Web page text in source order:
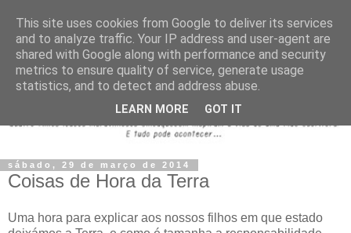
sábado, 29 de março de 2014
Coisas de Hora da Terra
Uma hora para explicar aos nossos filhos em que estado
This site uses cookies from Google to deliver its services
and to analyze traffic. Your IP address and user-agent are
shared with Google along with performance and security
metrics to ensure quality of service, generate usage
statistics, and to detect and address abuse.
LEARN MORE GOT IT